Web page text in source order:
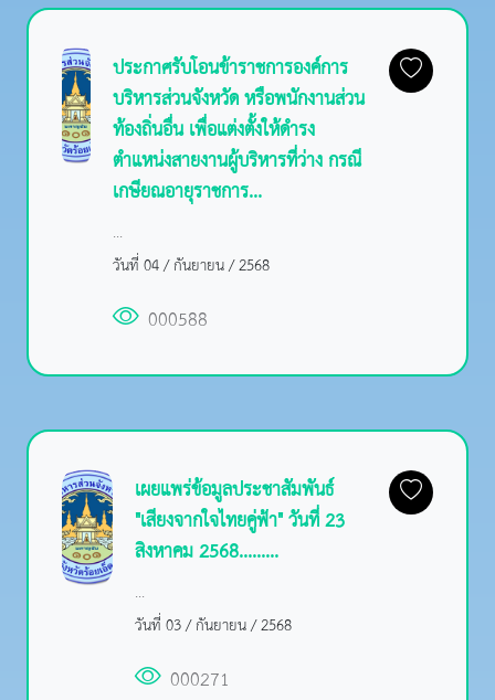
ประกาศรับโอนข้าราชการองค์การ
บริหารส่วนจังหวัด หรือพนักงานส่วน
ท้องถิ่นอื่น เพื่อแต่งตั้งให้ดำรง
ตำแหน่งสายงานผู้บริหารที่ว่าง กรณี
เกษียณอายุราชการ...
...
วันที่ 04 / กันยายน / 2568
000588
เผยแพร่ข้อมูลประชาสัมพันธ์
"เสียงจากใจไทยคู่ฟ้า" วันที่ 23
สิงหาคม 2568.........
...
วันที่ 03 / กันยายน / 2568
000271